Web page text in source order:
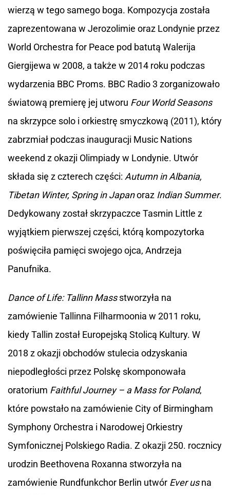
wierzą w tego samego boga. Kompozycja została
zaprezentowana w Jerozolimie oraz Londynie przez
World Orchestra for Peace pod batutą Walerija
Giergijewa w 2008, a także w 2014 roku podczas
wydarzenia BBC Proms. BBC Radio 3 zorganizowało
światową premierę jej utworu Four World Seasons
na skrzypce solo i orkiestrę smyczkową (2011), który
zabrzmiał podczas inauguracji Music Nations
weekend z okazji Olimpiady w Londynie. Utwór
składa się z czterech części: Autumn in Albania,
Tibetan Winter, Spring in Japanoraz Indian Summer.
Dedykowany został skrzypaczce Tasmin Little z
wyjątkiem pierwszej części, którą kompozytorka
poświęciła pamięci swojego ojca, Andrzeja
Panufnika.
Dance of Life: Tallinn Massstworzyła na
zamówienie Tallinna Filharmoonia w 2011 roku,
kiedy Tallin został Europejską Stolicą Kultury. W
2018 z okazji obchodów stulecia odzyskania
niepodległości przez Polskę skomponowała
oratorium Faithful Journey – a Mass for Poland,
które powstało na zamówienie City of Birmingham
Symphony Orchestra i Narodowej Orkiestry
Symfonicznej Polskiego Radia. Z okazji 250. rocznicy
urodzin Beethovena Roxanna stworzyła na
zamówienie Rundfunkchor Berlin utwór Ever usna